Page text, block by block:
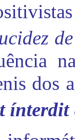
dos
ínterdit